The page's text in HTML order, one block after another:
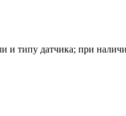
и типу датчика; при